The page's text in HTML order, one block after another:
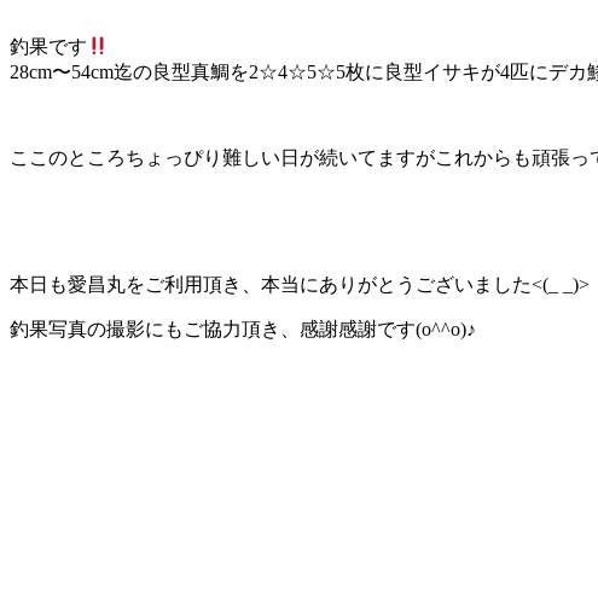
釣果です
28cm〜54cm迄の良型真鯛を2☆4☆5☆5枚に良型イサキが4匹にデ
ここのところちょっぴり難しい日が続いてますがこれからも頑張
本日も愛昌丸をご利用頂き、本当にありがとうございました<(_ _)>
釣果写真の撮影にもご協力頂き、感謝感謝です(o^^o)♪